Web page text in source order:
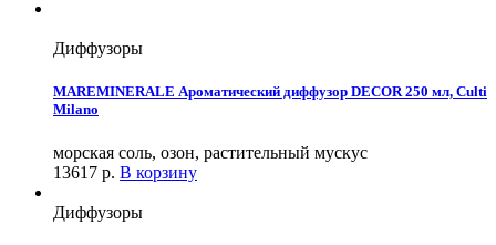
Диффузоры
MAREMINERALE Ароматический диффузор DECOR 250 мл, Culti
Milano
морская соль, озон, растительный мускус
13617 р. В корзину
Диффузоры